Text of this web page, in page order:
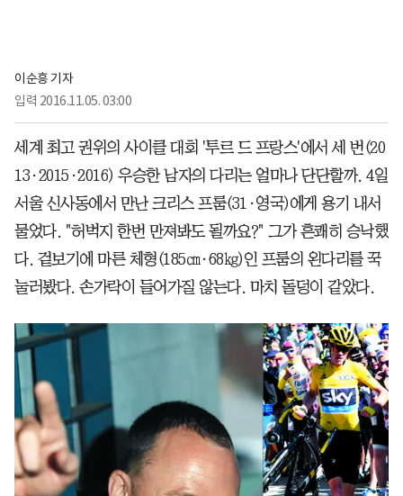
이순흥 기자
입력 2016.11.05. 03:00
세계 최고 권위의 사이클 대회 '투르 드 프랑스'에서 세 번(20
13·2015·2016) 우승한 남자의 다리는 얼마나 단단할까. 4일
서울 신사동에서 만난 크리스 프룸(31·영국)에게 용기 내서
물었다. "허벅지 한번 만져봐도 될까요?" 그가 흔쾌히 승낙했
다. 겉보기에 마른 체형(185㎝·68㎏)인 프룸의 왼다리를 꾹
눌러봤다. 손가락이 들어가질 않는다. 마치 돌덩이 같았다.